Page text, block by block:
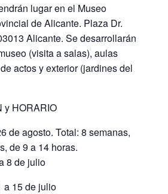
lugar en el Museo
de Alicante. Plaza Dr.
Alicante. Se desarrollarán
(visita a salas), aulas
actos y exterior (jardines del
y HORARIO
de agosto. Total: 8 semanas,
de 9 a 14 horas.
8 de julio
15 de julio